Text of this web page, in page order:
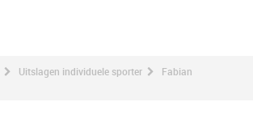
Uitslagen individuele sporter
Fabian